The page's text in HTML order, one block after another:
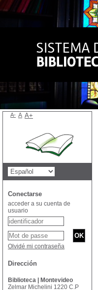
A- A A+
Conectarse
acceder a su cuenta de
usuario
Olvidé mi contraseña
Dirección
Biblioteca | Montevideo
Zelmar Michelini 1220 C.P